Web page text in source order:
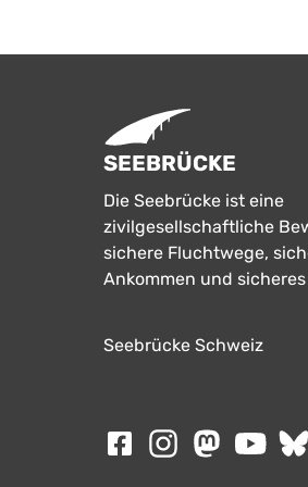
SEEBRÜCKE
Die Seebrücke ist eine
zivilgesellschaftliche
sichere Fluchtwege,
Ankommen und
Seebrücke Schweiz